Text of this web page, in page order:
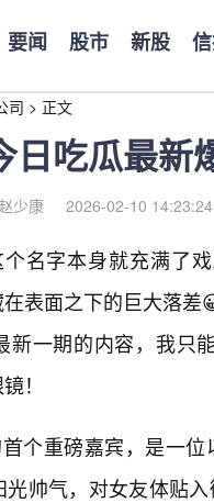
要闻 股市 新股
司 > 正文
吃瓜最新
少康 2026-02-10 14:23:24
名字本身就充满了
表面之下的巨大落差
新一期的内容，我只
！
个重磅嘉宾，是一
帅气，对女友体贴